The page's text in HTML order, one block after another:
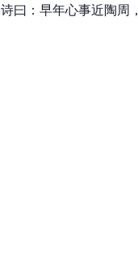
诗曰：早年心事近陶周